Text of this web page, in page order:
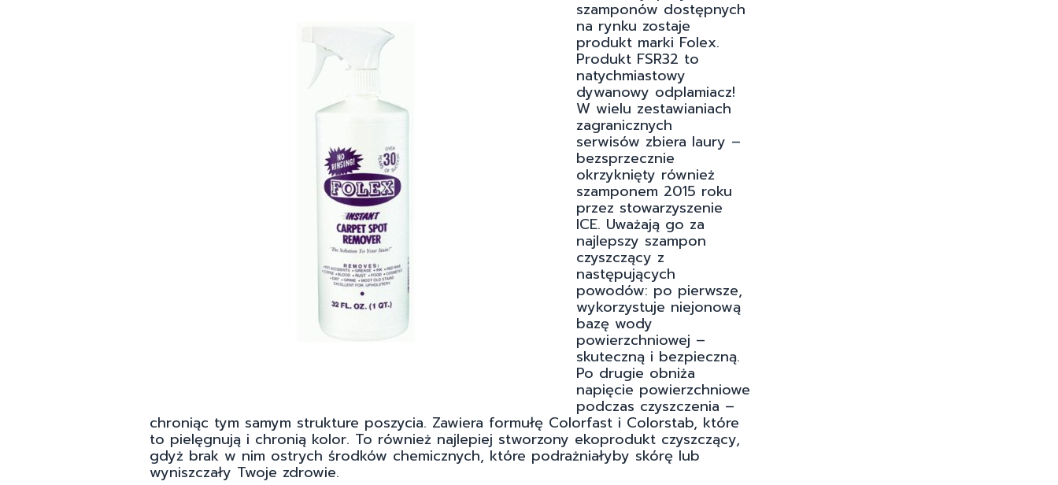
szamponów dostępnych
na rynku zostaje
produkt marki Folex.
Produkt FSR32 to
natychmiastowy
dywanowy odplamiacz!
W wielu zestawianiach
zagranicznych
serwisów zbiera laury –
bezsprzecznie
okrzyknięty również
szamponem 2015 roku
przez stowarzyszenie
ICE. Uważają go za
najlepszy szampon
czyszczący z
następujących
powodów: po pierwsze,
wykorzystuje niejonową
bazę wody
powierzchniowej –
skuteczną i bezpieczną.
Po drugie obniża
napięcie powierzchniowe
podczas czyszczenia –
chroniąc tym samym strukture poszycia. Zawiera formułę Colorfast i Colorstab, które
to pielęgnują i chronią kolor. To również najlepiej stworzony ekoprodukt czyszczący,
gdyż brak w nim ostrych środków chemicznych, które podrażniałyby skórę lub
wyniszczały Twoje zdrowie.